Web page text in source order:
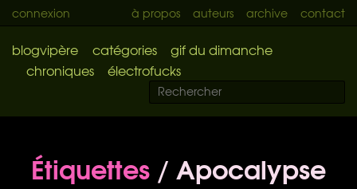
connexion à propos auteurs archive contact
blogvipère catégories
gif du dimanche
chroniques
électrofucks
Étiquettes / Apocalypse